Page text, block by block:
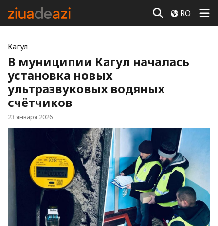
RO
Кагул
В муниципии Кагул началась
установка новых
ультразвуковых водяных
счётчиков
23 января 2026